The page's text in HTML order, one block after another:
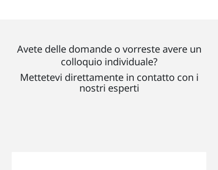
Avete delle domande o vorreste avere un
colloquio individuale?
Mettetevi direttamente in contatto con i
nostri esperti